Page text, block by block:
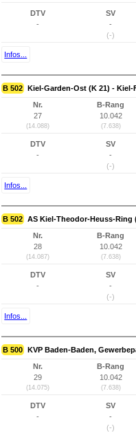
DTV
-
SV
-
(-)
Infos...
B 502 Kiel-Garden-Ost (K 21) - Kiel-
Nr.
27
(14.088)
B-Rang
10.042
(7.638)
DTV
-
SV
-
(-)
Infos...
B 502 AS Kiel-Theodor-Heuss-Ring
Nr.
28
(14.087)
B-Rang
10.042
(7.638)
DTV
-
SV
-
(-)
Infos...
B 500 KVP Baden-Baden,
Nr.
29
(14.075)
B-Rang
10.042
(7.638)
DTV
-
SV
-
(-)